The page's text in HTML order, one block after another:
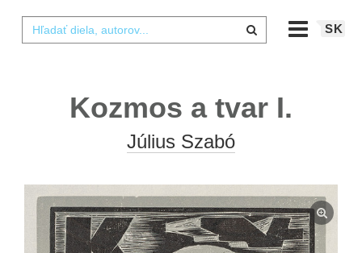
SK
Kozmos a tvar I.
Július Szabó